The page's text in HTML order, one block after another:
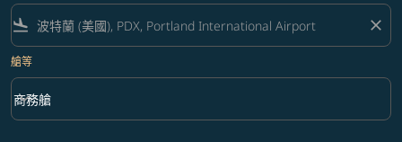
flight_land close
艙等
艙等 option 商務艙 Selected
商務艙
keyboard_arrow_down